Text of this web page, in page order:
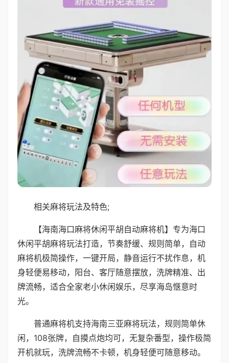
相关麻将玩法及特色;
【海南海口麻将休闲平胡自动麻将机】专为海口
休闲平胡麻将玩法打造，节奏舒缓、规则简单，自动
麻将机极简操作，一键开局，静音运行不扰作息，机
身轻便易移动，阳台、客厅随意摆放，洗牌精准、出
牌流畅，适合全家老小休闲娱乐，尽享海岛惬意时
光。
普通麻将机支持海南三亚麻将玩法，规则简单休
闲，108张牌，自摸点炮均可，无复杂番型，操作极简
开机就玩，洗牌流畅不卡顿，机身轻便可随意移动。